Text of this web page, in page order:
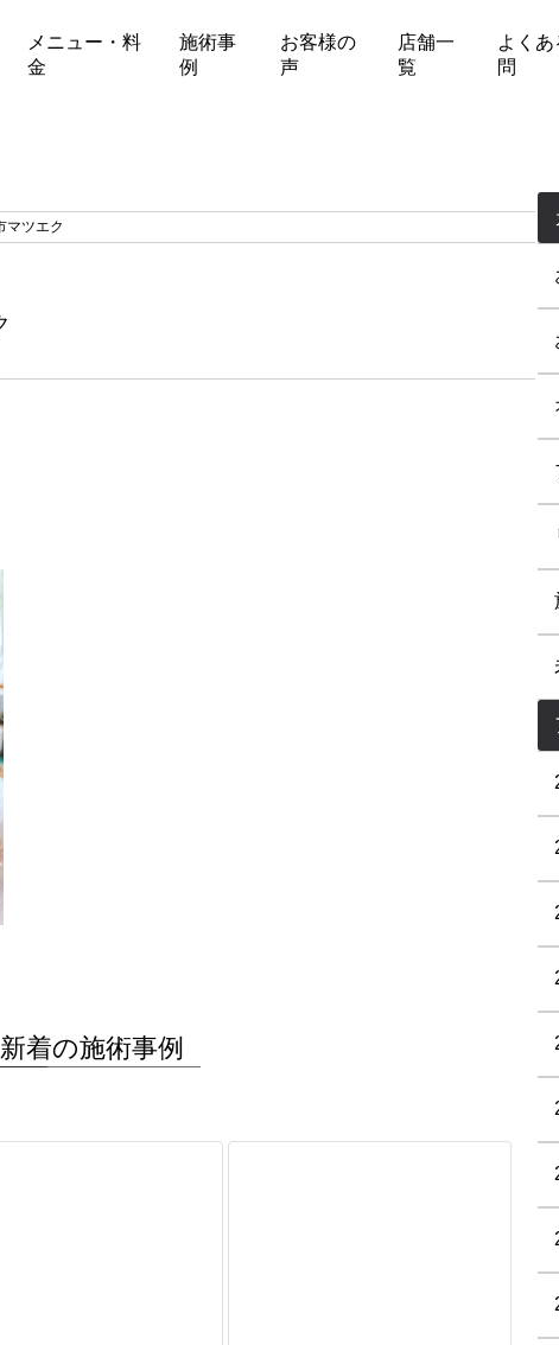
メニュー・料
金
施術事
例
お客様の
声
店舗一
覧
よく
問
ツエク
新着の施術事例